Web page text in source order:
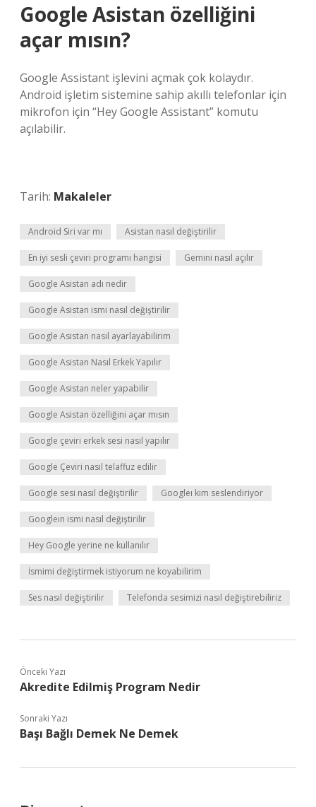
Google Asistan özelliğini
açar mısın?
Google Assistant işlevini açmak çok kolaydır.
Android işletim sistemine sahip akıllı telefonlar için
mikrofon için “Hey Google Assistant” komutu
açılabilir.
Tarih: Makaleler
Android Siri var mı Asistan nasıl değiştirilir
En iyi sesli çeviri programı hangisi Gemini nasıl açılır
Google Asistan adı nedir
Google Asistan ismi nasıl değiştirilir
Google Asistan nasıl ayarlayabilirim
Google Asistan Nasıl Erkek Yapılır
Google Asistan neler yapabilir
Google Asistan özelliğini açar mısın
Google çeviri erkek sesi nasıl yapılır
Google Çeviri nasıl telaffuz edilir
Google sesi nasıl değiştirilir Googleı kim seslendiriyor
Googleın ismi nasıl değiştirilir
Hey Google yerine ne kullanılır
İsmimi değiştirmek istiyorum ne koyabilirim
Ses nasıl değiştirilir Telefonda sesimizi nasıl değiştirebiliriz
Önceki Yazı
Akredite Edilmiş Program Nedir
Sonraki Yazı
Başı Bağlı Demek Ne Demek